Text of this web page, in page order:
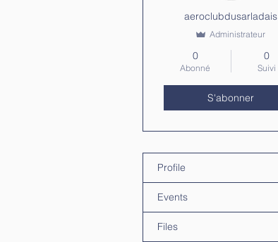
aeroclubdusarladais
Administrateur
0
Abonné
0
Suivi
S'abonner
Profile
Events
Files